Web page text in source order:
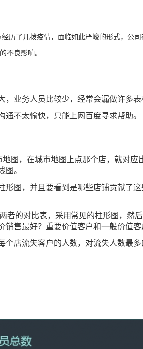
历了几拨疫情，面临如此严峻的形式，公
不良影响。
业务人员比较少，经常会漏做许多表
不太愉快，只能上网百度寻求帮助。
图，在城市地图上点那个店，就对
。
图，并且要看到是哪些店铺贡献了
的对比表，采用常见的柱形图，然
售最好？重要价值客户和一般价值客
店流失客户的人数，对流失人数最